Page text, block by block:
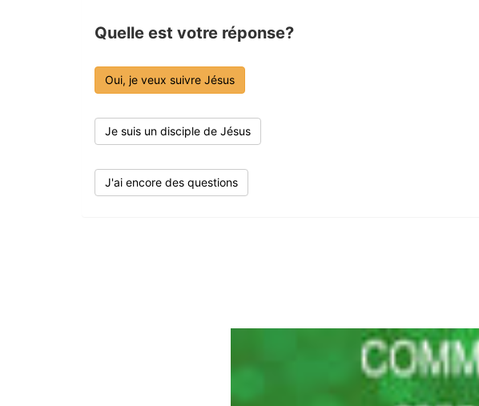
Quelle est votre réponse?
Oui, je veux suivre Jésus
Je suis un disciple de Jésus
J'ai encore des questions